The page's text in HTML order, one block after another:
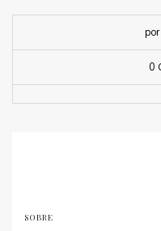
0
SOBRE